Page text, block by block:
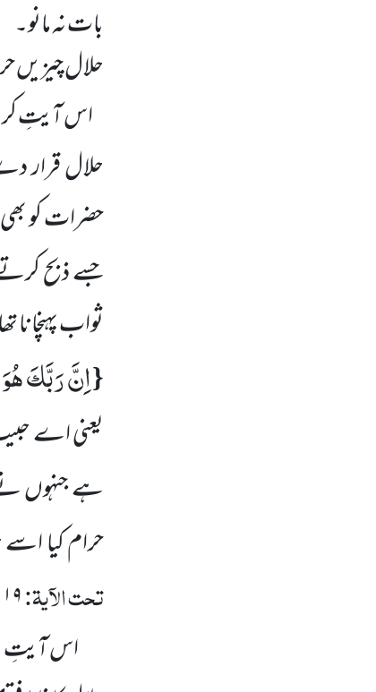
بات نہ مانو۔
حلال چیزیں
اس آیتِ
حلال قرار
حضرات کو
جسے ذبح
ثواب پہنچانا
{اِنَّ رَبَّكَ
یعنی اے
ہے جنہوں
حرام کیا اسے
تحت الآیۃ:
اس آیتِ